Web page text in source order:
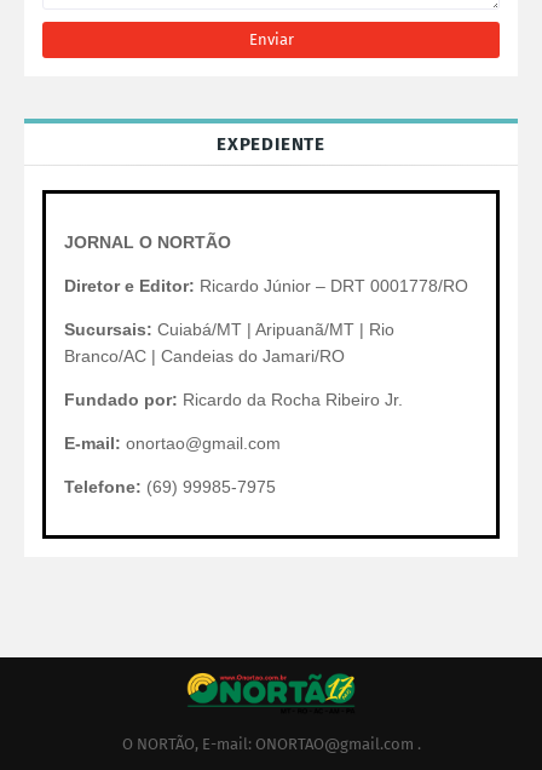
EXPEDIENTE
JORNAL O NORTÃO
Diretor e Editor: Ricardo Júnior – DRT 0001778/RO
Sucursais: Cuiabá/MT | Aripuanã/MT | Rio
Branco/AC | Candeias do Jamari/RO
Fundado por: Ricardo da Rocha Ribeiro Jr.
E-mail: onortao@gmail.com
Telefone: (69) 99985-7975
O NORTÃO, E-mail: ONORTAO@gmail.com .